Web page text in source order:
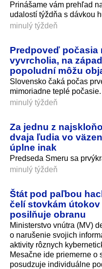
Prinášame vám prehľad
udalostí týždňa s dávkou
minulý týždeň
Predpoveď počasia
vyvrcholia, na
popoludní môžu
Slovensko čaká počas
mimoriadne teplé počasie.
minulý týždeň
Za jednu z
dvaja ľudia vo
úplne inak
Predseda Smeru sa
minulý týždeň
Štát pod paľbou
čelí stovkám
posilňuje obranu
Ministerstvo vnútra (MV)
o narušenie svojich
aktivity rôznych
Mesačne ide priemerne o
posudzuje individuálne